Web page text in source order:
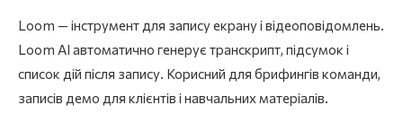
Loom — інструмент для запису екрану і відеоповідомлень.
Loom AI автоматично генерує транскрипт, підсумок і
список дій після запису. Корисний для брифингів команди,
записів демо для клієнтів і навчальних матеріалів.